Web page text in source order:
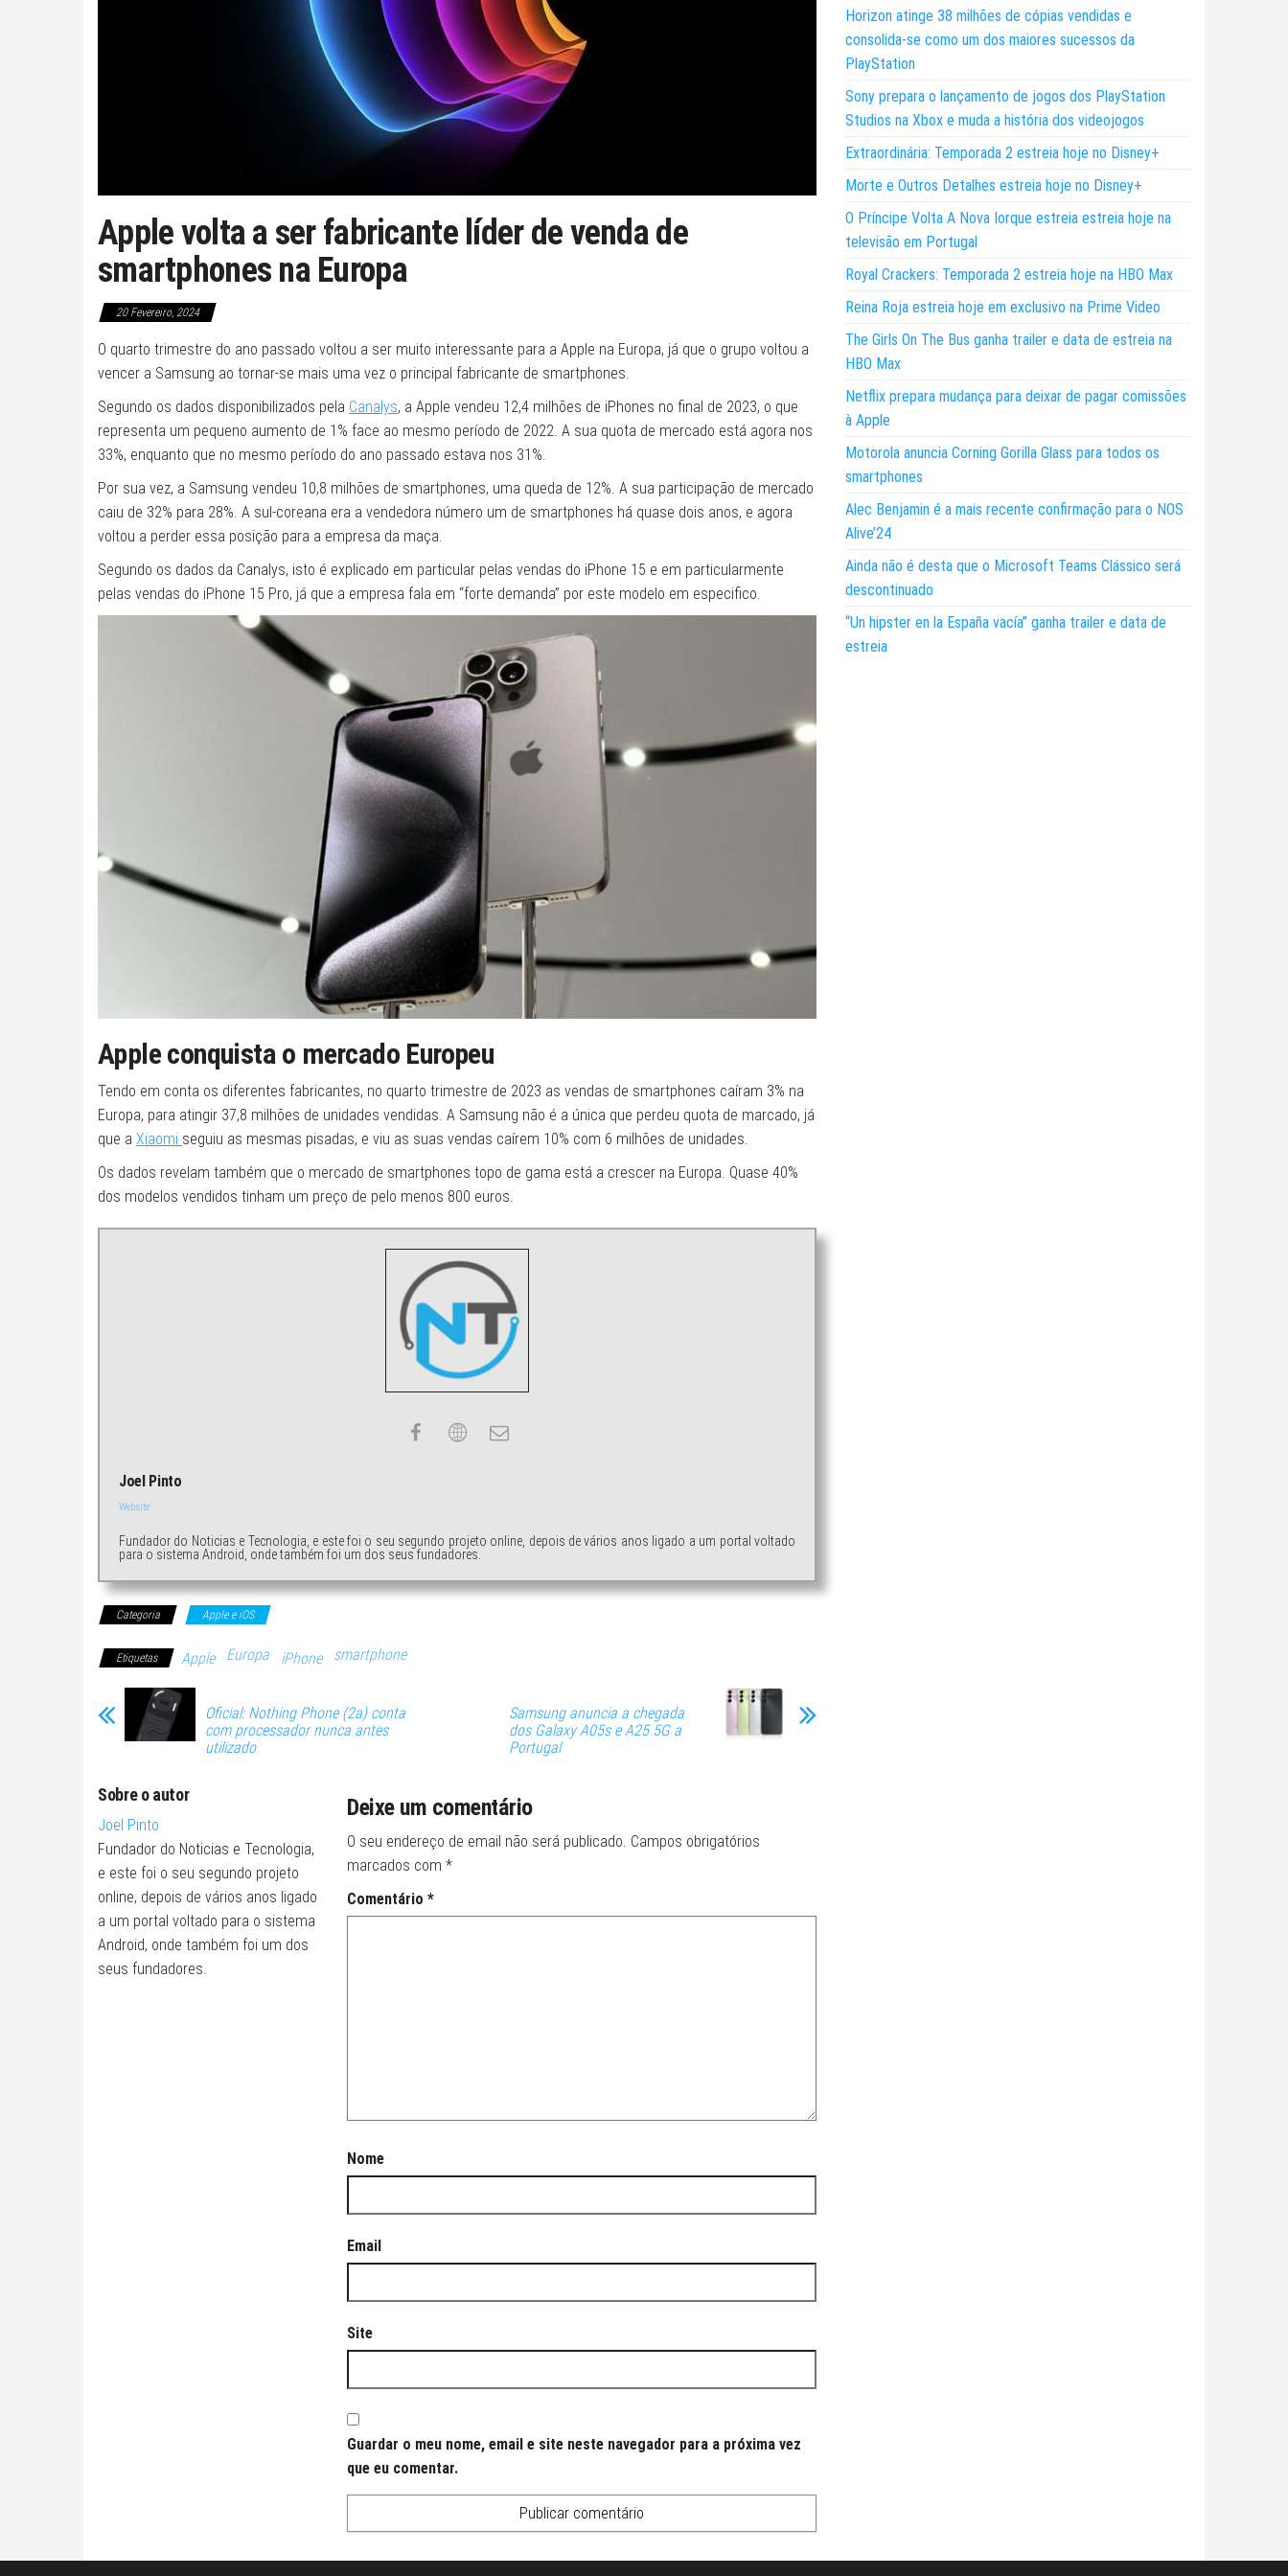
Apple volta a ser fabricante líder de venda de
smartphones na Europa
20 Fevereiro, 2024
O quarto trimestre do ano passado voltou a ser muito interessante para a Apple na Europa, já que o grupo voltou a
vencer a Samsung ao tornar-se mais uma vez o principal fabricante de smartphones.
Segundo os dados disponibilizados pela Canalys, a Apple vendeu 12,4 milhões de iPhones no final de 2023, o que
representa um pequeno aumento de 1% face ao mesmo período de 2022. A sua quota de mercado está agora nos
33%, enquanto que no mesmo período do ano passado estava nos 31%.
Por sua vez, a Samsung vendeu 10,8 milhões de smartphones, uma queda de 12%. A sua participação de mercado
caiu de 32% para 28%. A sul-coreana era a vendedora número um de smartphones há quase dois anos, e agora
voltou a perder essa posição para a empresa da maça.
Segundo os dados da Canalys, isto é explicado em particular pelas vendas do iPhone 15 e em particularmente
pelas vendas do iPhone 15 Pro, já que a empresa fala em “forte demanda” por este modelo em especifico.
Apple conquista o mercado Europeu
Tendo em conta os diferentes fabricantes, no quarto trimestre de 2023 as vendas de smartphones caíram 3% na
Europa, para atingir 37,8 milhões de unidades vendidas. A Samsung não é a única que perdeu quota de marcado, já
que a Xiaomi seguiu as mesmas pisadas, e viu as suas vendas caírem 10% com 6 milhões de unidades.
Os dados revelam também que o mercado de smartphones topo de gama está a crescer na Europa. Quase 40%
dos modelos vendidos tinham um preço de pelo menos 800 euros.
Joel Pinto
Website
Fundador do Noticias e Tecnologia, e este foi o seu segundo projeto online, depois de vários anos ligado a um portal voltado
para o sistema Android, onde também foi um dos seus fundadores.
Categoria Apple e iOS
Etiquetas Apple Europa iPhone smartphone
Oficial: Nothing Phone (2a) conta
com processador nunca antes
utilizado
Samsung anuncia a chegada
dos Galaxy A05s e A25 5G a
Portugal
Sobre o autor
Joel Pinto
Fundador do Noticias e Tecnologia,
e este foi o seu segundo projeto
online, depois de vários anos ligado
a um portal voltado para o sistema
Android, onde também foi um dos
seus fundadores.
Deixe um comentário
O seu endereço de email não será publicado. Campos obrigatórios
marcados com *
Comentário *
Nome
Email
Site
Guardar o meu nome, email e site neste navegador para a próxima vez
que eu comentar.
Horizon atinge 38 milhões de cópias vendidas e
consolida-se como um dos maiores sucessos da
PlayStation
Sony prepara o lançamento de jogos dos PlayStation
Studios na Xbox e muda a história dos videojogos
Extraordinária: Temporada 2 estreia hoje no Disney+
Morte e Outros Detalhes estreia hoje no Disney+
O Príncipe Volta A Nova Iorque estreia estreia hoje na
televisão em Portugal
Royal Crackers: Temporada 2 estreia hoje na HBO Max
Reina Roja estreia hoje em exclusivo na Prime Video
The Girls On The Bus ganha trailer e data de estreia na
HBO Max
Netflix prepara mudança para deixar de pagar comissões
à Apple
Motorola anuncia Corning Gorilla Glass para todos os
smartphones
Alec Benjamin é a mais recente confirmação para o NOS
Alive’24
Ainda não é desta que o Microsoft Teams Clássico será
descontinuado
“Un hipster en la España vacía” ganha trailer e data de
estreia